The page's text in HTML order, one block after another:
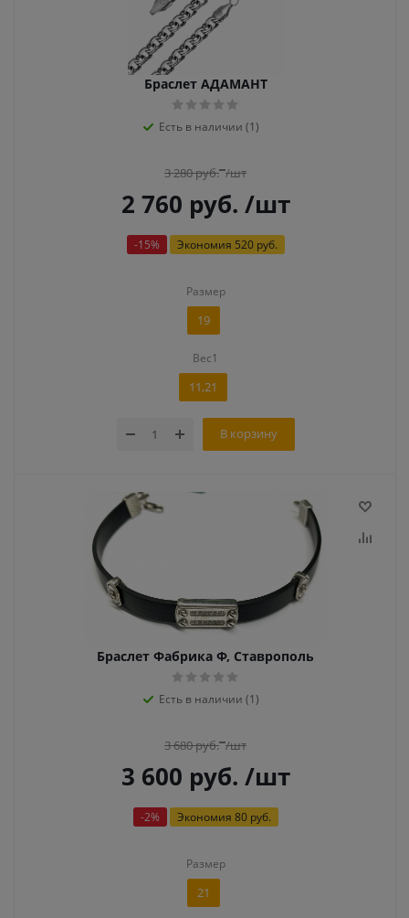
Браслет АДАМАНТ
Есть в наличии (1)
3 280руб. /шт
2 760 руб. /шт
-15% Экономия 520 руб.
Размер
19
Вес1
11,21
В корзину
Браслет Фабрика Ф, Ставрополь
Есть в наличии (1)
3 680руб. /шт
3 600 руб. /шт
-2% Экономия 80 руб.
Размер
21